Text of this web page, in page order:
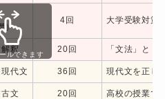
【学生講師に頼らない高校部運
営を実現】全科目対応と授業品
質の安定を実現したエック進学
教室の事例
2026年7月21日 塾･予備校関係者向け
）
4回 大学受験対策
釈 20回 「文法」と
代文 36回 現代文を正し
文 20回 高校の授業で
ルできます